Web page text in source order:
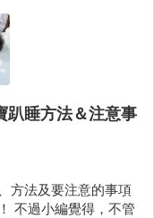
趴睡方法＆注意事
方法及要注意的事項
不過小編覺得，不管